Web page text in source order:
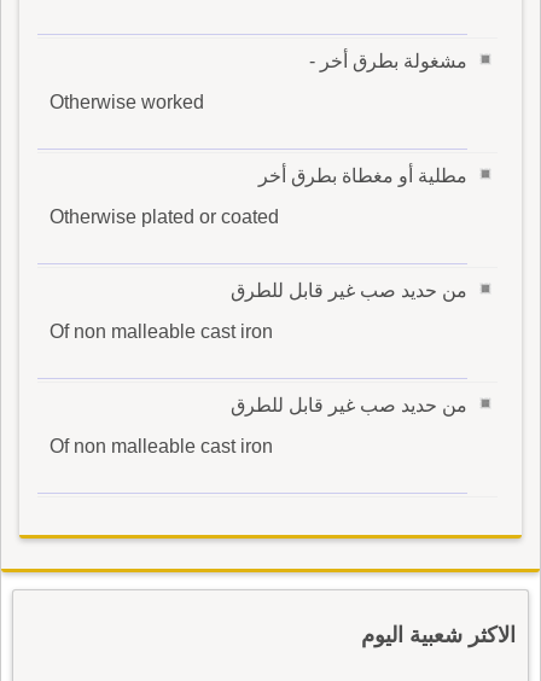
مشغولة بطرق أخر -
Otherwise worked
مطلية أو مغطاة بطرق أخر
Otherwise plated or coated
من حديد صب غير قابل للطرق
Of non malleable cast iron
من حديد صب غير قابل للطرق
Of non malleable cast iron
الاكثر شعبية اليوم